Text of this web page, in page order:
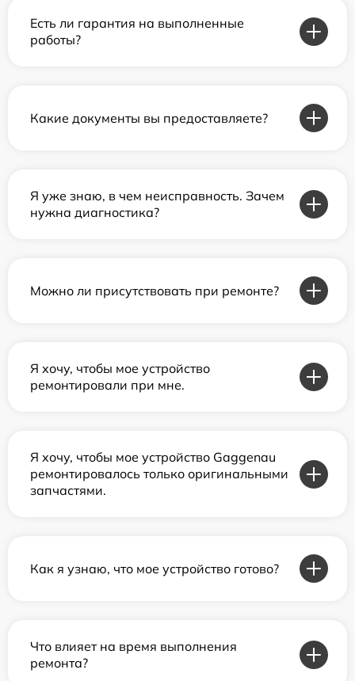
Есть ли гарантия на выполненные
работы?
Какие документы вы предоставляете?
Я уже знаю, в чем неисправность. Зачем
нужна диагностика?
Можно ли присутствовать при ремонте?
Я хочу, чтобы мое устройство
ремонтировали при мне.
Я хочу, чтобы мое устройство Gaggenau
ремонтировалось только оригинальными
запчастями.
Как я узнаю, что мое устройство готово?
Что влияет на время выполнения
ремонта?